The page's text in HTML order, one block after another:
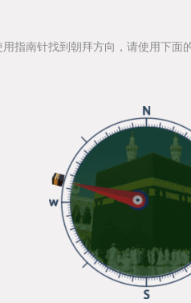
指南针找到朝拜方向，请使用下